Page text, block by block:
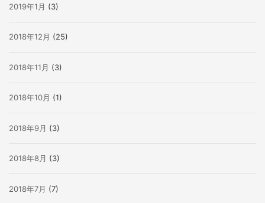
2019年1月 (3)
2018年12月 (25)
2018年11月 (3)
2018年10月 (1)
2018年9月 (3)
2018年8月 (3)
2018年7月 (7)